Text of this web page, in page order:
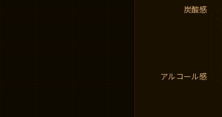
アルコール感
炭酸感